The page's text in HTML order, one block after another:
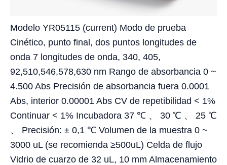
Modelo YR05115 (current) Modo de prueba
Cinético, punto final, dos puntos longitudes de
onda 7 longitudes de onda, 340, 405,
92,510,546,578,630 nm Rango de absorbancia 0 ~
4.500 Abs Precisión de absorbancia fuera 0.0001
Abs, interior 0.00001 Abs CV de repetibilidad < 1%
Continuar < 1% Incubadora 37 ℃ 、 30 ℃ 、 25 ℃
、 Precisión: ± 0,1 ℃ Volumen de la muestra 0 ~
3000 uL (se recomienda ≥500uL) Celda de flujo
Vidrio de cuarzo de 32 uL, 10 mm Almacenamiento